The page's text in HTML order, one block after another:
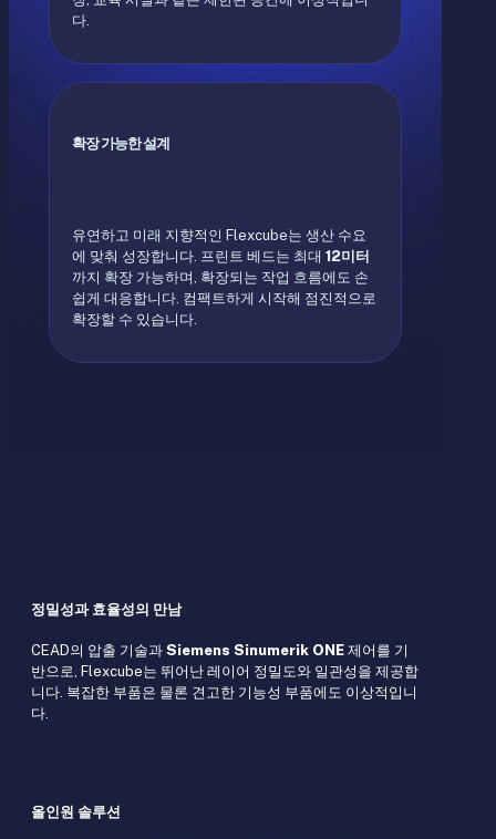
다.
확장 가능한 설계
유연하고 미래 지향적인 Flexcube는 생산 수요
에 맞춰 성장합니다. 프린트 베드는 최대 12미터
까지 확장 가능하며, 확장되는 작업 흐름에도 손
쉽게 대응합니다. 컴팩트하게 시작해 점진적으로
확장할 수 있습니다.
정밀성과 효율성의 만남
CEAD의 압출 기술과 Siemens Sinumerik ONE 제어를 기
반으로, Flexcube는 뛰어난 레이어 정밀도와 일관성을 제공합
니다. 복잡한 부품은 물론 견고한 기능성 부품에도 이상적입니
다.
올인원 솔루션